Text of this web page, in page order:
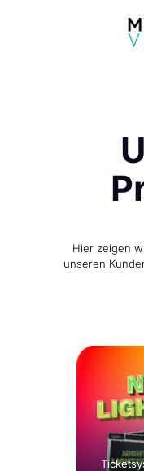
Hier zeigen
unseren